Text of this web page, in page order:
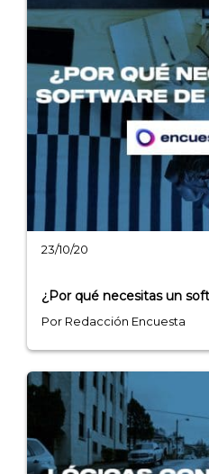
Explorar
23/10/20
¿Por qué necesitas un
Por Redacción Encuesta